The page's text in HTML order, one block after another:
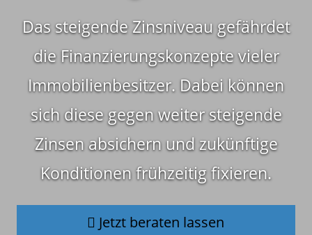
Das steigende Zinsniveau gefährdet
die Finanzierungskonzepte vieler
Immobilienbesitzer. Dabei können
sich diese gegen weiter steigende
Zinsen absichern und zukünftige
Konditionen frühzeitig fixieren.
Jetzt beraten lassen